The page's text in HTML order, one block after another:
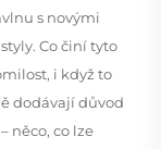
s novými
Co činí tyto
i když to
dodávají důvod
něco, co lze